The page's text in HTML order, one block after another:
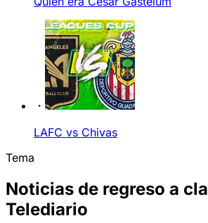
LAFC vs Chivas
Tema
Noticias de regreso a
Telediario